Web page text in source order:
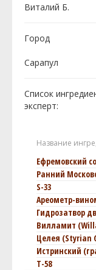
Виталий Б.
Город
Сарапул
Список
эксперт:
Название
Ефремовский
Ранний
S-33
Ареометр-
Гидрозатвор
Вилламит
Целея (Styrian
Истринский
T-58